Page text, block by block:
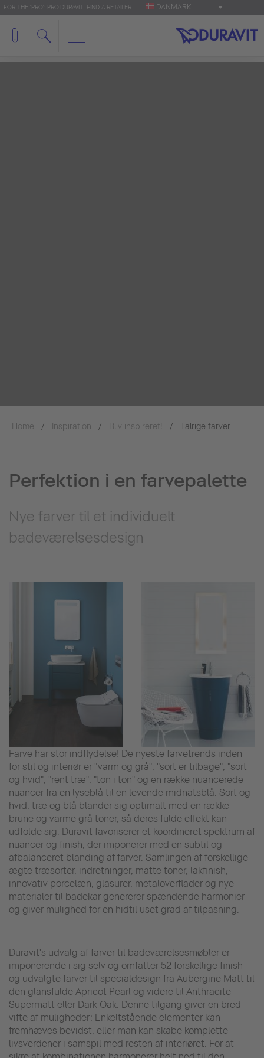
FOR THE 'PRO': PRO.DURAVIT FIND A RETAILER DANMARK
Home Inspiration Bliv inspireret! Talrige farver
Perfektion i en farvepalette
Nye farver til et individuelt
badeværelsesdesign
Farve har stor indflydelse! De nyeste farvetrends inden
for stil og interiør er "varm og grå", "sort er tilbage", "sort
og hvid", "rent træ", "ton i ton" og en række nuancerede
nuancer fra en lyseblå til en levende midnatsblå. Sort og
hvid, træ og blå blander sig optimalt med en række
brune og varme grå toner, så deres fulde effekt kan
udfolde sig. Duravit favoriserer et koordineret spektrum af
nuancer og finish, der imponerer med en subtil og
afbalanceret blanding af farver. Samlingen af forskellige
ægte træsorter, indretninger, matte toner, lakfinish,
innovativ porcelæn, glasurer, metaloverflader og nye
materialer til badekar genererer spændende harmonier
og giver mulighed for en hidtil uset grad af tilpasning.
Duravit's udvalg af farver til badeværelsesmøbler er
imponerende i sig selv og omfatter 52 forskellige finish
og udvalgte farver til specialdesign fra Aubergine Matt til
den glansfulde Apricot Pearl og videre til Anthracite
Supermatt eller Dark Oak. Denne tilgang giver en bred
vifte af muligheder: Enkeltstående elementer kan
fremhæves bevidst, eller man kan skabe komplette
livsverdener i samspil med resten af interiøret. For at